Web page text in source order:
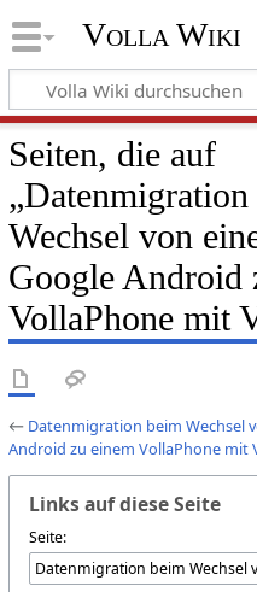
Volla Wiki
Seiten, die auf
Wechsel von
Google Android
VollaPhone mit
← Datenmigration beim Wechsel
Android zu einem VollaPhone mit
Links auf diese Seite
Seite: